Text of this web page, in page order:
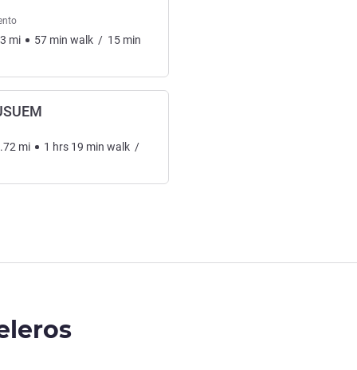
mi 57 min walk / 15 min
mi 1 hrs 19 min walk /